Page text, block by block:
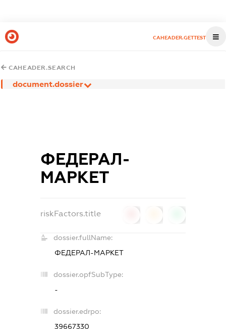
CAHEADER.GETTEST
CAHEADER.SEARCH
document.dossier
ФЕДЕРАЛ-
МАРКЕТ
riskFactors.title
dossier.fullName:
ФЕДЕРАЛ-МАРКЕТ
dossier.opfSubType:
-
dossier.edrpo:
39667330